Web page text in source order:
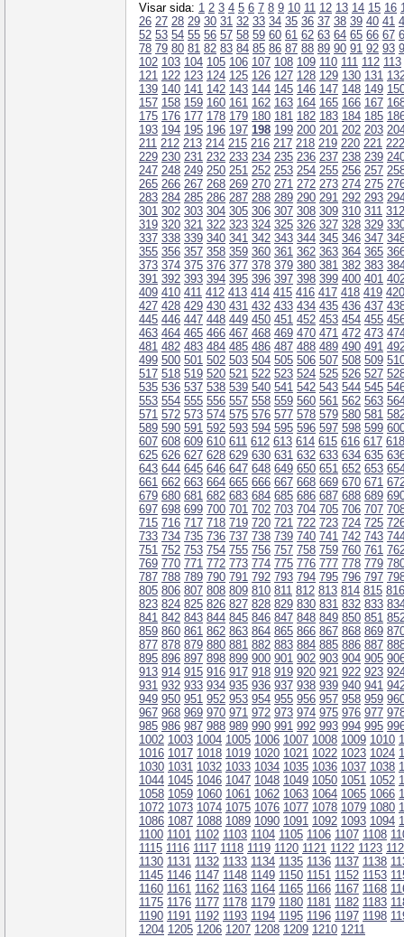
Visar sida: 1 2 3 4 5 6 7 8 9 10 11 12 13 14 15 16
26 27 28 29 30 31 32 33 34 35 36 37 38 39 40 41
52 53 54 55 56 57 58 59 60 61 62 63 64 65 66 67
78 79 80 81 82 83 84 85 86 87 88 89 90 91 92 93
102 103 104 105 106 107 108 109 110 111 112 113
121 122 123 124 125 126 127 128 129 130 131
139 140 141 142 143 144 145 146 147 148 149
157 158 159 160 161 162 163 164 165 166 167
175 176 177 178 179 180 181 182 183 184 185
193 194 195 196 197 198 199 200 201 202 203
211 212 213 214 215 216 217 218 219 220 221 222
229 230 231 232 233 234 235 236 237 238 239
247 248 249 250 251 252 253 254 255 256 257
265 266 267 268 269 270 271 272 273 274 275
283 284 285 286 287 288 289 290 291 292 293
301 302 303 304 305 306 307 308 309 310 311 312
319 320 321 322 323 324 325 326 327 328 329
337 338 339 340 341 342 343 344 345 346 347
355 356 357 358 359 360 361 362 363 364 365
373 374 375 376 377 378 379 380 381 382 383
391 392 393 394 395 396 397 398 399 400 401
409 410 411 412 413 414 415 416 417 418 419 420
427 428 429 430 431 432 433 434 435 436 437
445 446 447 448 449 450 451 452 453 454 455
463 464 465 466 467 468 469 470 471 472 473
481 482 483 484 485 486 487 488 489 490 491
499 500 501 502 503 504 505 506 507 508 509
517 518 519 520 521 522 523 524 525 526 527
535 536 537 538 539 540 541 542 543 544 545
553 554 555 556 557 558 559 560 561 562 563
571 572 573 574 575 576 577 578 579 580 581
589 590 591 592 593 594 595 596 597 598 599
607 608 609 610 611 612 613 614 615 616 617 618
625 626 627 628 629 630 631 632 633 634 635
643 644 645 646 647 648 649 650 651 652 653
661 662 663 664 665 666 667 668 669 670 671
679 680 681 682 683 684 685 686 687 688 689
697 698 699 700 701 702 703 704 705 706 707
715 716 717 718 719 720 721 722 723 724 725
733 734 735 736 737 738 739 740 741 742 743
751 752 753 754 755 756 757 758 759 760 761
769 770 771 772 773 774 775 776 777 778 779
787 788 789 790 791 792 793 794 795 796 797
805 806 807 808 809 810 811 812 813 814 815 816
823 824 825 826 827 828 829 830 831 832 833
841 842 843 844 845 846 847 848 849 850 851
859 860 861 862 863 864 865 866 867 868 869
877 878 879 880 881 882 883 884 885 886 887
895 896 897 898 899 900 901 902 903 904 905
913 914 915 916 917 918 919 920 921 922 923
931 932 933 934 935 936 937 938 939 940 941
949 950 951 952 953 954 955 956 957 958 959
967 968 969 970 971 972 973 974 975 976 977
985 986 987 988 989 990 991 992 993 994 995
1002 1003 1004 1005 1006 1007 1008 1009 1010
1016 1017 1018 1019 1020 1021 1022 1023 1024
1030 1031 1032 1033 1034 1035 1036 1037 1038
1044 1045 1046 1047 1048 1049 1050 1051 1052
1058 1059 1060 1061 1062 1063 1064 1065 1066
1072 1073 1074 1075 1076 1077 1078 1079 1080
1086 1087 1088 1089 1090 1091 1092 1093 1094
1100 1101 1102 1103 1104 1105 1106 1107 1108
1115 1116 1117 1118 1119 1120 1121 1122 1123
1130 1131 1132 1133 1134 1135 1136 1137 1138
1145 1146 1147 1148 1149 1150 1151 1152 1153
1160 1161 1162 1163 1164 1165 1166 1167 1168
1175 1176 1177 1178 1179 1180 1181 1182 1183
1190 1191 1192 1193 1194 1195 1196 1197 1198
1204 1205 1206 1207 1208 1209 1210 1211